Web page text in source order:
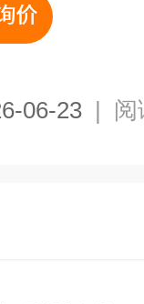
06-23 | 阅